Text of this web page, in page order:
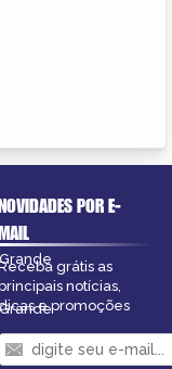
POR E-
grátis as
notícias,
e promoções